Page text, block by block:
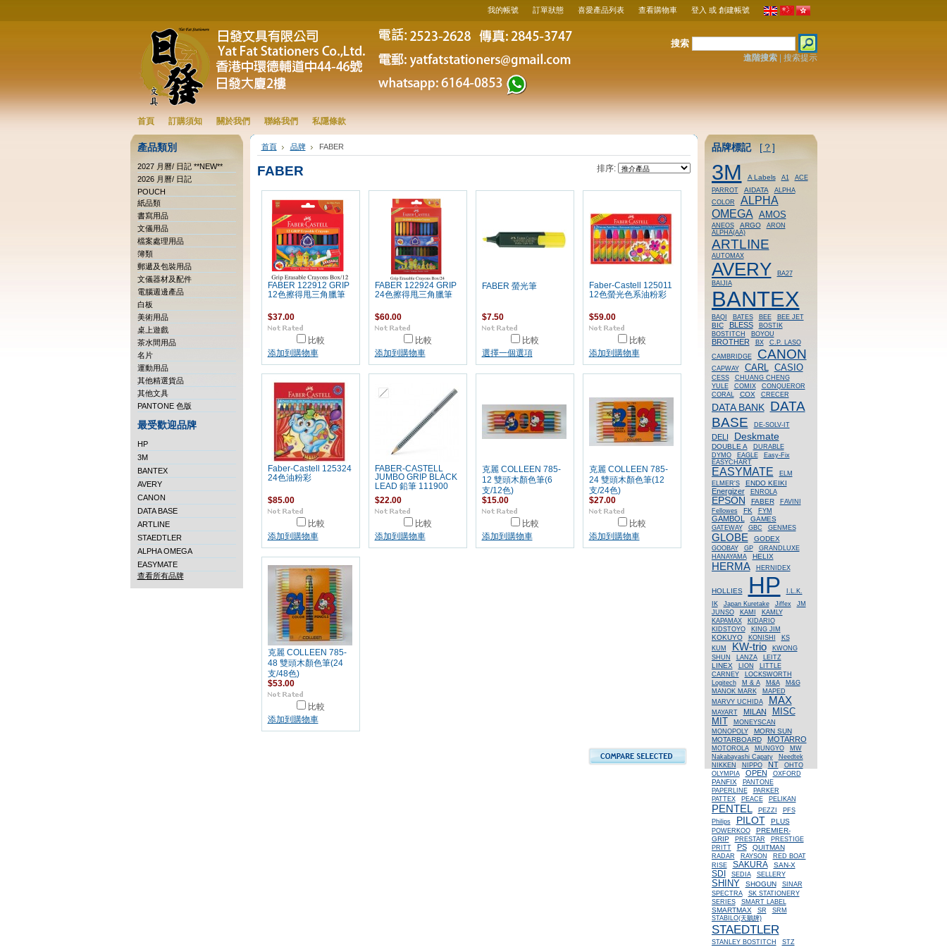
我的帳號 訂單狀態 喜愛產品列表 查看購物車 登入 或 創建帳號
搜索
進階搜索| 搜索提示
首頁 訂購須知 關於我們 聯絡我們 私隱條款
產品類別
2027 月曆/ 日記 **NEW**
2026 月曆/ 日記
POUCH
紙品類
書寫用品
文儀用品
檔案處理用品
簿類
郵遞及包裝用品
文儀器材及配件
電腦週邊產品
白板
美術用品
桌上遊戲
茶水間用品
名片
運動用品
其他精選貨品
其他文具
PANTONE 色版
最受歡迎品牌
HP
3M
BANTEX
AVERY
CANON
DATA BASE
ARTLINE
STAEDTLER
ALPHA OMEGA
EASYMATE
查看所有品牌
首頁 品牌 FABER
排序:
FABER
FABER 122912 GRIP
12色擦得甩三角臘筆
$37.00
比較
添加到購物車
FABER 122924 GRIP
24色擦得甩三角臘筆
$60.00
比較
添加到購物車
FABER 螢光筆
$7.50
比較
選擇一個選項
Faber-Castell 125011
12色螢光色系油粉彩
$59.00
比較
添加到購物車
Faber-Castell 125324
24色油粉彩
$85.00
比較
添加到購物車
FABER-CASTELL
JUMBO GRIP BLACK
LEAD 鉛筆 111900
$22.00
比較
添加到購物車
克麗 COLLEEN 785-
12 雙頭木顏色筆(6
支/12色)
$15.00
比較
添加到購物車
克麗 COLLEEN 785-
24 雙頭木顏色筆(12
支/24色)
$27.00
比較
添加到購物車
克麗 COLLEEN 785-
48 雙頭木顏色筆(24
支/48色)
$53.00
比較
添加到購物車
品牌標記 [？]
3M A Labels A1
ACE
PARROT
AIDATA
ALPHA
COLOR
ALPHA
OMEGA AMOS
ANEOS ARGO
ARON
ALPHA(AA)
ARTLINE
AUTOMAX
AVERY
BA27
BAIJIA
BANTEX
BAQI BATES BEE BEE JET
BIC BLESS
BOSTIK
BOSTITCH
BOYOU
BROTHER BX
C.P. LASO
CAMBRIDGE
CANON
CAPWAY CARL CASIO
CESS
CHUANG CHENG
YULE
COMIX
CONQUEROR
CORAL
COX CRECER
DATA BANK DATA
BASE
DE-SOLV-IT
DELI Deskmate
DOUBLE A
DURABLE
DYMO
EAGLE
Easy-Fix
EASYCHART
EASYMATE
ELM
ELMER'S
ENDO KEIKI
Energizer ENROLA
EPSON FABER
FAVINI
Fellowes
FK FYM
GAMBOL GAMES
GATEWAY GBC GENMES
GLOBE GODEX
GOOBAY GP
GRANDLUXE
HANAYAMA
HELIX
HERMA HERNIDEX
HOLLIES HP
I.L.K.
IK
Japan Kuretake Jiffex
JM
JUNSO
KAMI
KAMLY
KAPAMAX
KIDARIO
KIDSTOYO
KING JIM
KOKUYO KONISHI
KS
KUM
KW-trio
KWONG
SHUN
LANZA LEITZ
LINEX LION
LITTLE
CARNEY
LOCKSWORTH
Logitech
M & A M&A
M&G
MANOK MARK
MAPED
MARVY UCHIDA
MAX
MAYART MILAN MISC
MIT
MONEYSCAN
MONOPOLY
MORN SUN
MOTARBOARD
MOTARRO
MOTOROLA MUNGYO
MW
Nakabayashi Capaty
Needtek
NIKKEN
NIPPO NT
OHTO
OLYMPIA
OPEN OXFORD
PANFIX
PANTONE
PAPERLINE
PARKER
PATTEX
PEACE PELIKAN
PENTEL PEZZI
PFS
Philips
PILOT PLUS
POWERKOO
PREMIER-
GRIP
PRESTAR
PRESTIGE
PRITT
PS QUITMAN
RADAR RAYSON
RED BOAT
RISE
SAKURA SAN-X
SDI SEDIA SELLERY
SHINY SHOGUN
SINAR
SPECTRA
SK STATIONERY
SERIES
SMART LABEL
SMARTMAX SR
SRM
STABILO(天鵝牌)
STAEDTLER
STANLEY BOSTITCH STZ